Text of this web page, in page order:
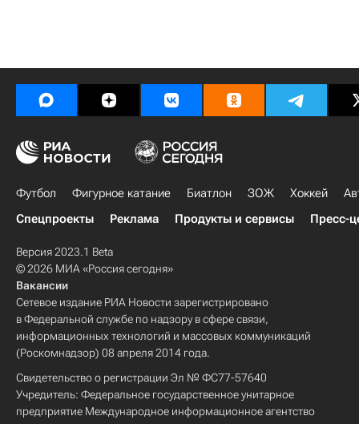
Футбол Фигурное катание Биатлон ЗОЖ Хоккей
Спецпроекты
Реклама Продукты и сервисы Пресс-
Версия 2023.1 Beta
© 2026 МИА «Россия сегодня»
Вакансии
Сетевое издание РИА Новости зарегистрировано
в Федеральной службе по надзору в сфере связи,
информационных технологий и массовых коммуникаций
(Роскомнадзор) 08 апреля 2014 года.
Свидетельство о регистрации Эл № ФС77-57640
Учредитель: Федеральное государственное унитарное
предприятие Международное информационное агентство